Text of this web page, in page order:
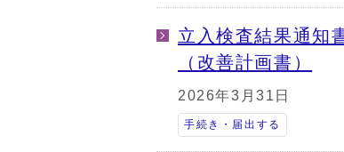
立入検査結果通知
（改善計画書）
2026年3月31日
手続き・届出する